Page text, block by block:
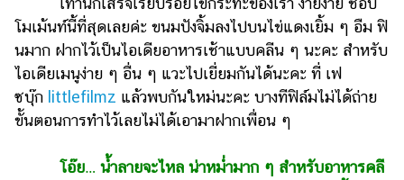
โมเม้นท์นี้ที่สุดเลยค่ะ ขนมปังจิ้มลงไปบนไข่แดงเยิ้ม ๆ อืม ฟิ
นมาก ฝากไว้เป็นไอเดียอาหารเช้าแบบคลีน ๆ นะคะ สำหรับ
ไอเดียเมนูง่าย ๆ อื่น ๆ แวะไปเยี่ยมกันได้นะคะ ที่ เฟ
ซบุ๊ก littlefilmz แล้วพบกันใหม่นะคะ บางทีฟิล์มไม่ได้ถ่าย
ขั้นตอนการทำไว้เลยไม่ได้เอามาฝากเพื่อน ๆ
โอ๊ย… น้ำลายจะไหล น่าหม่ำมาก ๆ สำหรับอาหารคลี